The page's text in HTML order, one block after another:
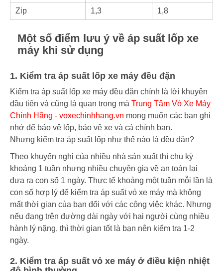
Zip 1,3 1,8
Một số điểm lưu ý về áp suất lốp xe
máy khi sử dụng
1. Kiểm tra áp suất lốp xe máy đều đặn
Kiểm tra áp suất lốp xe máy đều đặn chính là lời khuyên
đầu tiên và cũng là quan trọng mà Trung Tâm Vỏ Xe Máy
Chính Hãng - voxechinhhang.vn mong muốn các bạn ghi
nhớ để bảo vệ lốp, bảo vệ xe và cả chính bạn.
Nhưng kiểm tra áp suất lốp như thế nào là đều đặn?
Theo khuyến nghị của nhiều nhà sản xuất thì chu kỳ
khoảng 1 tuần nhưng nhiều chuyên gia về an toàn lại
đưa ra con số 1 ngày. Thực tế khoảng một tuần mỗi lần là
con số hợp lý để kiểm tra áp suất vỏ xe máy mà không
mất thời gian của bạn đối với các công việc khác. Nhưng
nếu đang trên đường dài ngày với hai người cùng nhiều
hành lý nặng, thì thời gian tốt là bạn nên kiểm tra 1-2
ngày.
2. Kiểm tra áp suất vỏ xe máy ở điều kiện nhiệt